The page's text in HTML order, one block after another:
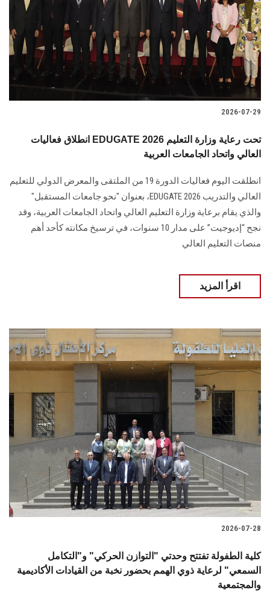
2026-07-29
انطلاق فعاليات EDUGATE 2026 تحت رعاية وزارة التعليم
العالي واتحاد الجامعات العربية
انطلقت اليوم فعاليات الدورة 19 من الملتقى والمعرض الدولي للتعليم
العالي والتدريب EDUGATE 2026، بعنوان "نحو جامعات المستقبل"
والذي يقام برعاية وزارة التعليم العالي واتحاد الجامعات العربية، وقد
نجح “إديوجيت” على مدار 10 سنوات، في ترسيخ مكانته كأحد أهم
منصات التعليم العالي
اقرأ المزيد
2026-07-28
كلية الطفولة تفتتح وحدتي "التوازن الحركي" و"التكامل
السمعي" لرعاية ذوي الهمم بحضور نخبة من القيادات الأكاديمية
والمجتمعية